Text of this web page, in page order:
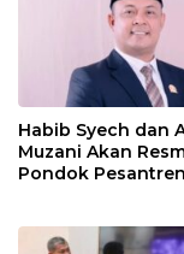
Habib Syech dan
Muzani Akan
Pondok